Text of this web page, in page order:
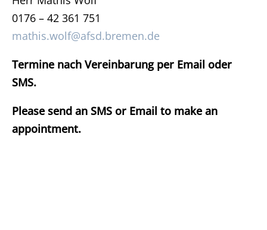
0176 – 42 361 751
mathis.wolf@afsd.bremen.de
Termine nach Vereinbarung per Email oder
SMS.
Please send an SMS or Email to make an
appointment.